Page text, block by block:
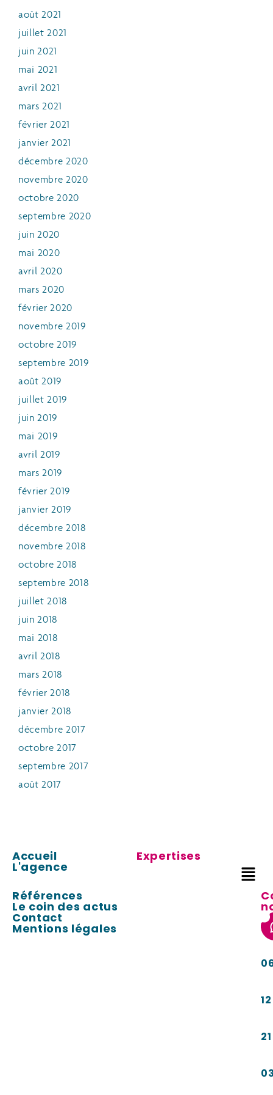
août 2021
juillet 2021
juin 2021
mai 2021
avril 2021
mars 2021
février 2021
janvier 2021
décembre 2020
novembre 2020
octobre 2020
septembre 2020
juin 2020
mai 2020
avril 2020
mars 2020
février 2020
novembre 2019
octobre 2019
septembre 2019
août 2019
juillet 2019
juin 2019
mai 2019
avril 2019
mars 2019
février 2019
janvier 2019
décembre 2018
novembre 2018
octobre 2018
septembre 2018
juillet 2018
juin 2018
mai 2018
avril 2018
mars 2018
février 2018
janvier 2018
décembre 2017
octobre 2017
septembre 2017
août 2017
Accueil
L'agence
Expertises
Références
Le coin des actus
Contact
Mentions légales
12
21